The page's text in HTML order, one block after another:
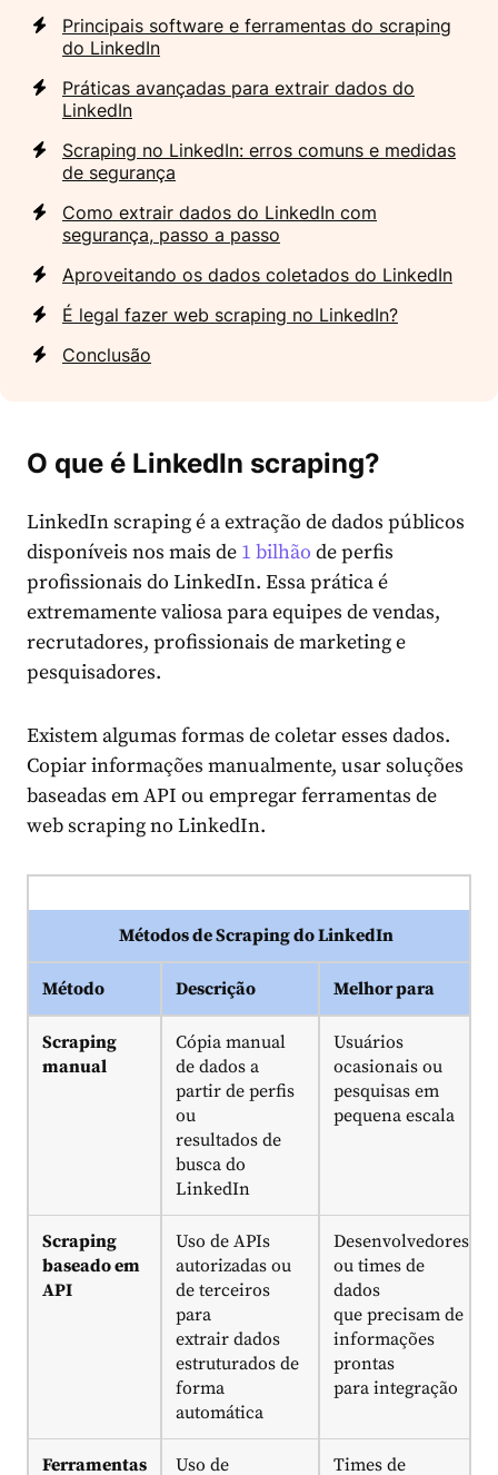
Principais software e ferramentas do scraping
do LinkedIn
Práticas avançadas para extrair dados do
LinkedIn
Scraping no LinkedIn: erros comuns e medidas
de segurança
Como extrair dados do LinkedIn com
segurança, passo a passo
Aproveitando os dados coletados do LinkedIn
É legal fazer web scraping no LinkedIn?
Conclusão
O que é LinkedIn scraping?
LinkedIn scraping é a extração de dados públicos
disponíveis nos mais de 1 bilhão de perfis
profissionais do LinkedIn. Essa prática é
extremamente valiosa para equipes de vendas,
recrutadores, profissionais de marketing e
pesquisadores.
Existem algumas formas de coletar esses dados.
Copiar informações manualmente, usar soluções
baseadas em API ou empregar ferramentas de
web scraping no LinkedIn.
Métodos de Scraping do LinkedIn
Método Descrição Melhor para
Scraping
manual
Cópia manual
de dados a
partir de perfis
ou
resultados de
busca do
LinkedIn
Usuários
ocasionais ou
pesquisas em
pequena escala
Scraping
baseado em
API
Uso de APIs
autorizadas ou
de terceiros
para
extrair dados
estruturados de
forma
automática
Desenvolvedores
ou times de
dados
que precisam de
informações
prontas
para integração
Ferramentas Uso de Times de